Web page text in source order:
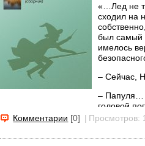
«…Лед не
сходил на
был самый
имелось
– Сейчас,
– Папуля…
головой
– Нет!
Комментарии [0] | Просмотров: